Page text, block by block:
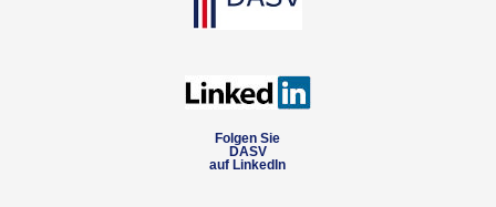
Folgen Sie
DASV
auf LinkedIn